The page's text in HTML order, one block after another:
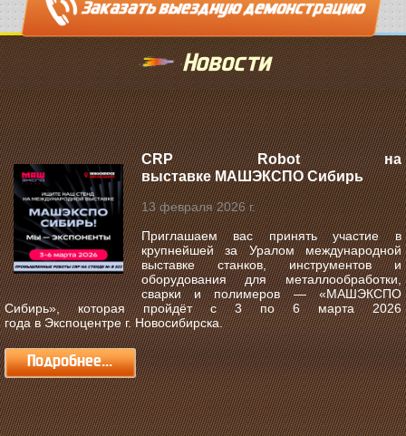
Новости
CRP Robot на
выставке МАШЭКСПО Сибирь
13 февраля 2026 г.
Приглашаем вас принять участие в
крупнейшей за Уралом международной
выставке станков, инструментов и
оборудования для металлообработки,
сварки и полимеров —«МАШЭКСПО
Сибирь», которая пройдёт с3 по 6 марта 2026
годавЭкспоцентре г. Новосибирска.
Подробнее...